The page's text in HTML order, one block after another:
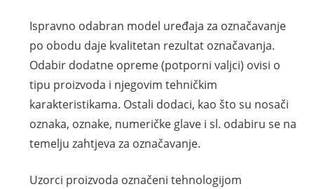
Ispravno odabran model uređaja za označavanje
po obodu daje kvalitetan rezultat označavanja.
Odabir dodatne opreme (potporni valjci) ovisi o
tipu proizvoda i njegovim tehničkim
karakteristikama. Ostali dodaci, kao što su nosači
oznaka, oznake, numeričke glave i sl. odabiru se na
temelju zahtjeva za označavanje.
Uzorci proizvoda označeni tehnologijom